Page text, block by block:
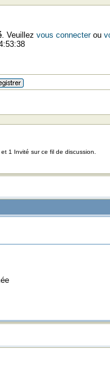
. Veuillez vous connecterou
1 Invité sur ce fil de discussion.